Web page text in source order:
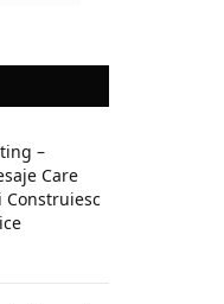
–
Care
Construiesc